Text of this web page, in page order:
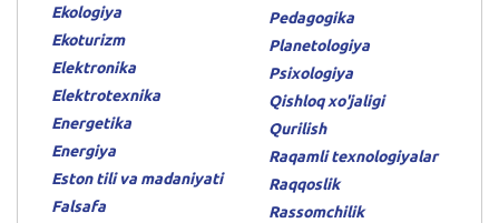
Ekologiya
Ekoturizm
Elektronika
Elektrotexnika
Energetika
Energiya
Eston tili va madaniyati
Falsafa
Pedagogika
Planetologiya
Psixologiya
Qishloq xo'jaligi
Qurilish
Raqamli texnologiyalar
Raqqoslik
Rassomchilik